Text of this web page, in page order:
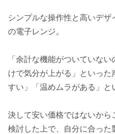
シンプルな操作性と高いデ
の電子レンジ。
「余計な機能がついていな
けで気分が上がる」といっ
すい」「温めムラがある」と
決して安い価格ではないから
検討した上で、自分に合った